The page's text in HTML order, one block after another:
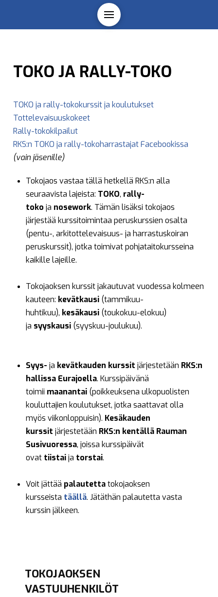
TOKO JA RALLY-TOKO
TOKO ja rally-tokokurssit ja koulutukset
Tottelevaisuuskokeet
Rally-tokokilpailut
RKS:n TOKO ja rally-tokoharrastajat Facebookissa
(vain jäsenille)
Tokojaos vastaa tällä hetkellä RKS:n alla
seuraavista lajeista: TOKO, rally-
toko ja nosework. Tämän lisäksi tokojaos
järjestää kurssitoimintaa peruskurssien osalta
(pentu-, arkitottelevaisuus- ja harrastuskoiran
peruskurssit), jotka toimivat pohjataitokursseina
kaikille lajeille.
Tokojaoksen kurssit jakautuvat vuodessa kolmeen
kauteen: kevätkausi (tammikuu-
huhtikuu), kesäkausi (toukokuu-elokuu)
ja syyskausi (syyskuu-joulukuu).
Syys- ja kevätkauden kurssit järjestetään RKS:n
hallissa Eurajoella. Kurssipäivänä
toimii maanantai (poikkeuksena ulkopuolisten
kouluttajien koulutukset, jotka saattavat olla
myös viikonloppuisin). Kesäkauden
kurssit järjestetään RKS:n kentällä Rauman
Susivuoressa, joissa kurssipäivät
ovat tiistaija torstai.
Voit jättää palautettatokojaoksen
kursseista täällä. Jätäthän palautetta vasta
kurssin jälkeen.
TOKOJAOKSEN
VASTUUHENKILÖT